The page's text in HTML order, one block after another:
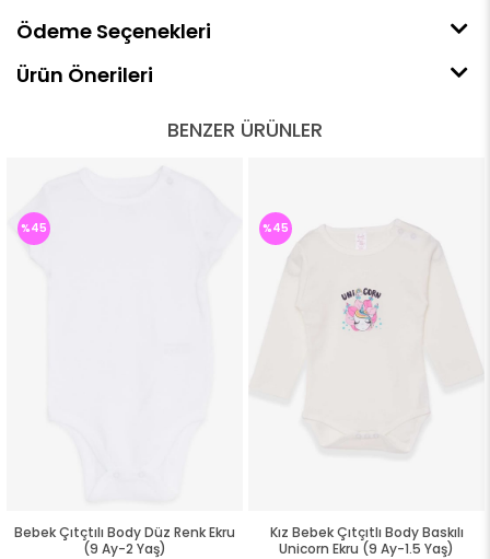
Ödeme Seçenekleri
Ürün Önerileri
BENZER ÜRÜNLER
Bebek Çıtçtılı Body Düz Renk Ekru
(9 Ay-2 Yaş)
%45
Kız Bebek Çıtçıtlı Body Baskılı
Unicorn Ekru (9 Ay-1.5 Yaş)
%45